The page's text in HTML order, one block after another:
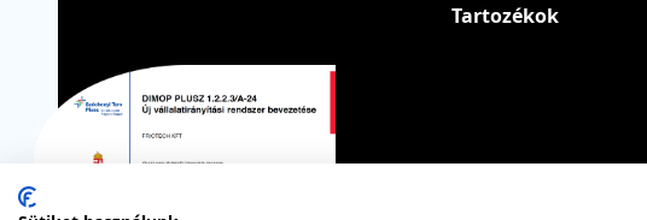
Tartozékok